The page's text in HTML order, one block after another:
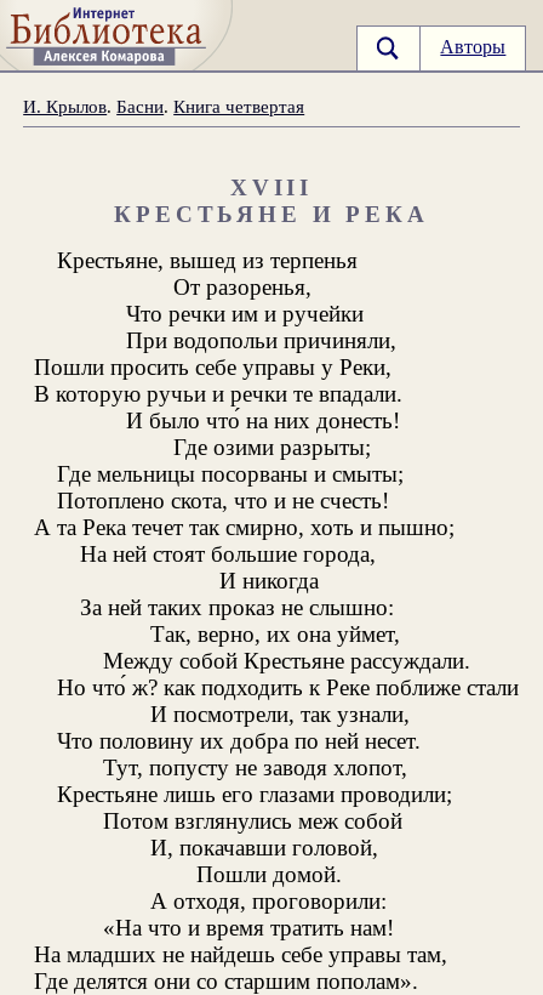
Авторы
И. Крылов.Басни.Книга четвертая
XVIII
КРЕСТЬЯНЕ И РЕКА
Крестьяне, вышед из терпенья
От разоренья,
Что речки им и ручейки
При водопольи причиняли,
Пошли просить себе управы у Реки,
В которую ручьи и речки те впадали.
И было что́ на них донесть!
Где озими разрыты;
Где мельницы посорваны и смыты;
Потоплено скота, что и не счесть!
А та Река течет так смирно, хоть и пышно;
На ней стоят большие города,
И никогда
За ней таких проказ не слышно:
Так, верно, их она уймет,
Между собой Крестьяне рассуждали.
Но что́ ж? как подходить к Реке поближе стали
И посмотрели, так узнали,
Что половину их добра по ней несет.
Тут, попусту не заводя хлопот,
Крестьяне лишь его глазами проводили;
Потом взглянулись меж собой
И, покачавши головой,
Пошли домой.
А отходя, проговорили:
«На что и время тратить нам!
На младших не найдешь себе управы там,
Где делятся они со старшим пополам».